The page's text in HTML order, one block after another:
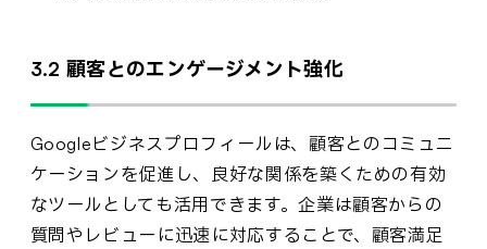
3.2 顧客とのエンゲージメント強化
Googleビジネスプロフィールは、顧客とのコミュニ
ケーションを促進し、良好な関係を築くための有効
なツールとしても活用できます。企業は顧客からの
質問やレビューに迅速に対応することで、顧客満足